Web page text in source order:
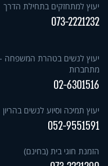
יעוץ למתחזקים בתחילת הדרך
073-2221232
יעוץ לנשים בטהרת המשפחה -
מתחברות
02-6301516
יעוץ תמיכה וסיוע לנשים בהריון
052-9551591
הזמנת חוגי בית (בחינם)